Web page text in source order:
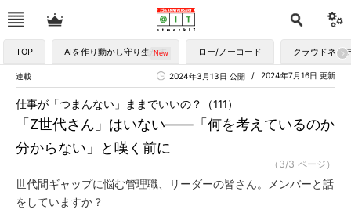
TOP AIを作り動かし守り生かす ロー/ノーコード クラウドネイ
連載 2024年7月16日 更新
2024年3月13日 公開
「Z世代さん」はいない――「何を考えているのか
分からない」と嘆く前に
仕事が「つまんない」ままでいいの？（111）
（3/3 ページ）
世代間ギャップに悩む管理職、リーダーの皆さん。メンバーと話
をしていますか？